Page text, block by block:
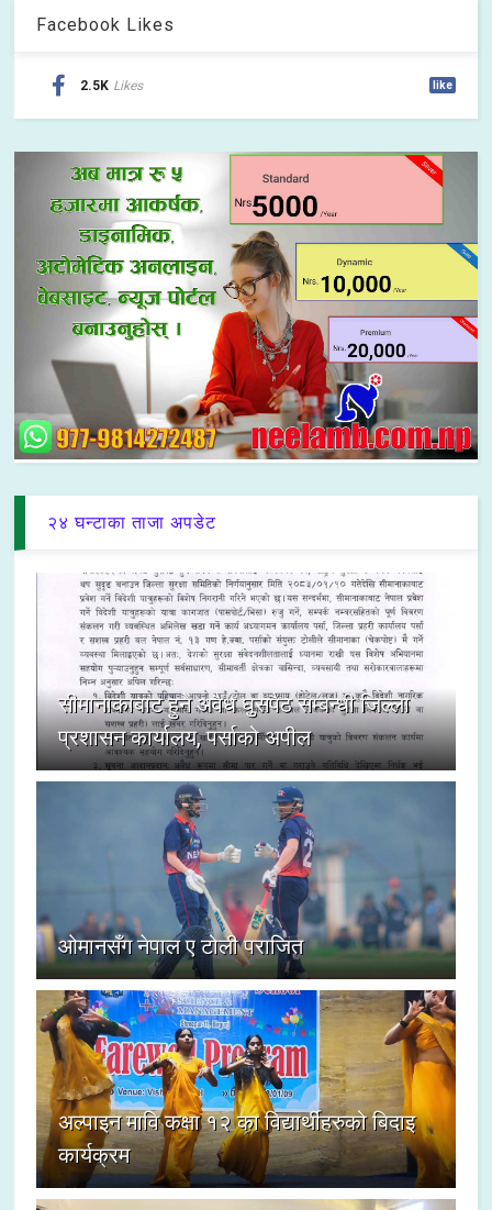
Facebook Likes
2.5K Likes like
२४ घन्टाका ताजा अपडेट
सीमानाकाबाट हुने अवैध घुसपैठ सम्बन्धी जिल्ला
प्रशासन कार्यालय, पर्साको अपील
ओमानसँग नेपाल ए टोली पराजित
अल्पाइन मावि कक्षा १२ का विद्यार्थीहरुको बिदाइ
कार्यक्रम